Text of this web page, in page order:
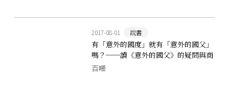
2017-08-01 說書
有「意外的國度」就有「意外的國父」
嗎？──讀《意外的國父》的疑問與商
榷
百噸